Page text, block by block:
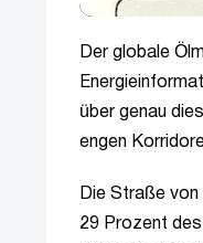
Der globale
über genau
engen
Die Straße
29 Prozent